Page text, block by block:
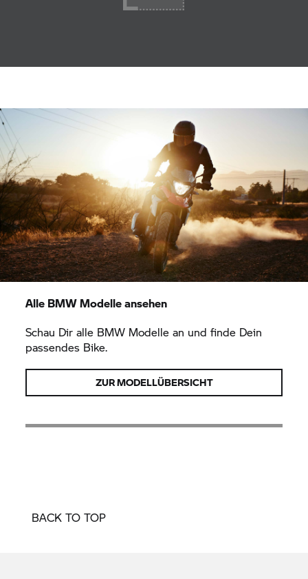
Alle BMW Modelle ansehen
Schau Dir alle BMW Modelle an und finde Dein
passendes Bike.
ZUR MODELLÜBERSICHT
BACK TO TOP